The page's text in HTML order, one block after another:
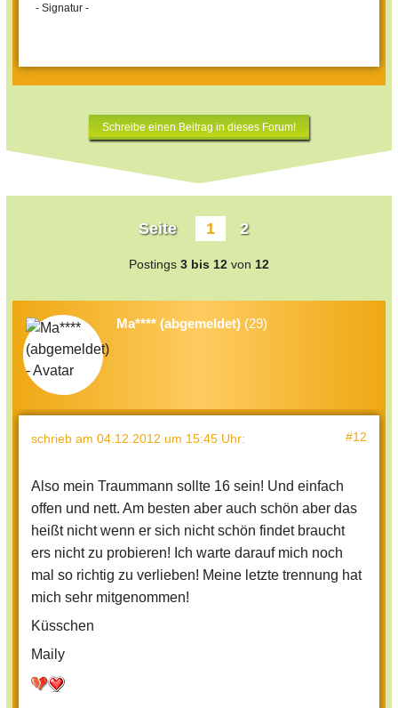
- Signatur -
Schreibe einen Beitrag in dieses Forum!
Seite 1 2
Postings 3 bis 12 von 12
Ma**** (abgemeldet) (29)
schrieb am 04.12.2012 um 15:45 Uhr: #12
Also mein Traummann sollte 16 sein! Und einfach
offen und nett. Am besten aber auch schön aber das
heißt nicht wenn er sich nicht schön findet braucht
ers nicht zu probieren! Ich warte darauf mich noch
mal so richtig zu verlieben! Meine letzte trennung hat
mich sehr mitgenommen!
Küsschen
Maily